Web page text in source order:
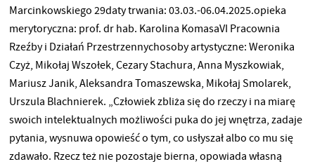
Marcinkowskiego 29daty trwania: 03.03.-06.04.2025.opieka
merytoryczna: prof. dr hab. Karolina KomasaVI Pracownia
Rzeźby i Działań Przestrzennychosoby artystyczne: Weronika
Czyż, Mikołaj Wszołek, Cezary Stachura, Anna Myszkowiak,
Mariusz Janik, Aleksandra Tomaszewska, Mikołaj Smolarek,
Urszula Blachnierek. „Człowiek zbliża się do rzeczy i na miarę
swoich intelektualnych możliwości puka do jej wnętrza, zadaje
pytania, wysnuwa opowieść o tym, co usłyszał albo co mu się
zdawało. Rzecz też nie pozostaje bierna, opowiada własną